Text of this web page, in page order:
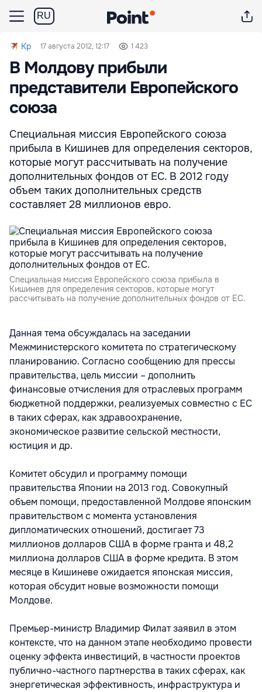
RU
Kp 17 августа 2012, 12:17 1 423
В Молдову прибыли
представители Европейского
союза
Специальная миссия Европейского союза
прибыла в Кишинев для определения секторов,
которые могут рассчитывать на получение
дополнительных фондов от ЕС. В 2012 году
объем таких дополнительных средств
составляет 28 миллионов евро.
Специальная миссия Европейского союза прибыла в
Кишинев для определения секторов, которые могут
рассчитывать на получение дополнительных фондов от ЕС.
Данная тема обсуждалась на заседании
Межминистерского комитета по стратегическому
планированию. Согласно сообщению для прессы
правительства, цель миссии – дополнить
финансовые отчисления для отраслевых программ
бюджетной поддержки, реализуемых совместно с ЕС
в таких сферах, как здравоохранение,
экономическое развитие сельской местности,
юстиция и др.
Комитет обсудил и программу помощи
правительства Японии на 2013 год. Совокупный
объем помощи, предоставленной Молдове японским
правительством с момента установления
дипломатических отношений, достигает 73
миллионов долларов США в форме гранта и 48,2
миллиона долларов США в форме кредита. В этом
месяце в Кишиневе ожидается японская миссия,
которая обсудит новые возможности помощи
Молдове.
Премьер-министр Владимир Филат заявил в этом
контексте, что на данном этапе необходимо провести
оценку эффекта инвестиций, в частности проектов
публично-частного партнерства в таких сферах, как
энергетическая эффективность, инфраструктура и